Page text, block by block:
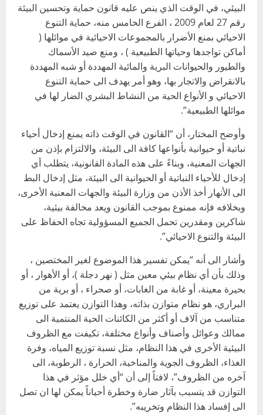
البيئي، في الوقت الذي ينص عليه قانون حماية وتحسين البيئة
رقم 27 لعام 2009 ، الفرع الخامس منه، حماية التنوع
الاحيائي بمنع الأضرار بالمجموعات الاحيائية في موائلها (
أماكن تواجدها وحياتها الطبيعية ) ، ومنع صيد الأسماك
والطيور والحيوانات البرية والمائية المهددة أو شبه المهددة
بالانقراض والاتجار بها، وهو أمر يهدف الى حماية التنوع
الاحيائي و الأنواع الحية من النشاط البشري الضار لها في
موائلها الطبيعية”.
وأوضح المختار، أن “القانون في الوقت ذاته يمنع إدخال أحياء
نباتية أو حيوانية بأنواعها كافة الى البيئة، والالتزام بإذن من
الجهات المعنية، وبناءً على هذه المادة القانونية، يتطلب أي
إدخال للأحياء النباتية أو الحيوانية الى البيئة، مثل إدخال البط
الى الأنهار أخذ الأذن من وزارة البيئة والجهات المعنية الأخرى،
وبخلافه فإنه ممنوع بموجب القانون ويعد مخالفة بيئية،
شاكرين ومقدرين تحمل الجميع المسؤولية تجاه الحفاظ على
البيئة والتنوع الاحيائي”.
وأشار الى أنه “يمكن تفسير هذا الموضوع لغير المختصين ،
وذلك بأن أي نظام بيئي معين مثل ( نهر دجلة )، أو الأهوار ، أو
بحيرة معينة، أو غابة من الغابات، أو صحراء ، أو برية من
البراري، هو نظام متوازن بذاته، وهذا التوازن يعتمد على توزيع
متناسب من آلاف أو أكثر من الكائنات الحية المنتمية الى
ممالك وعوائل وأصناف وأنواع مختلفة، تكيفت مع الظروف
البيئية الأخرى في هذا النظام، مثل نسبة توزيع المياه، وفرة
الغذاء، الظروف الجوية والمناخية، الحرارة ، الرطوبة، الى
آخره من الظروف”، لافتاً إلى أن “أي خلل مؤثر في هذا
التوازن قد يتسبب بآثار ضارة وخطرة أحياناً يمكن لها ان تصل
الى إفساد هذا النظام وتخريبه”.